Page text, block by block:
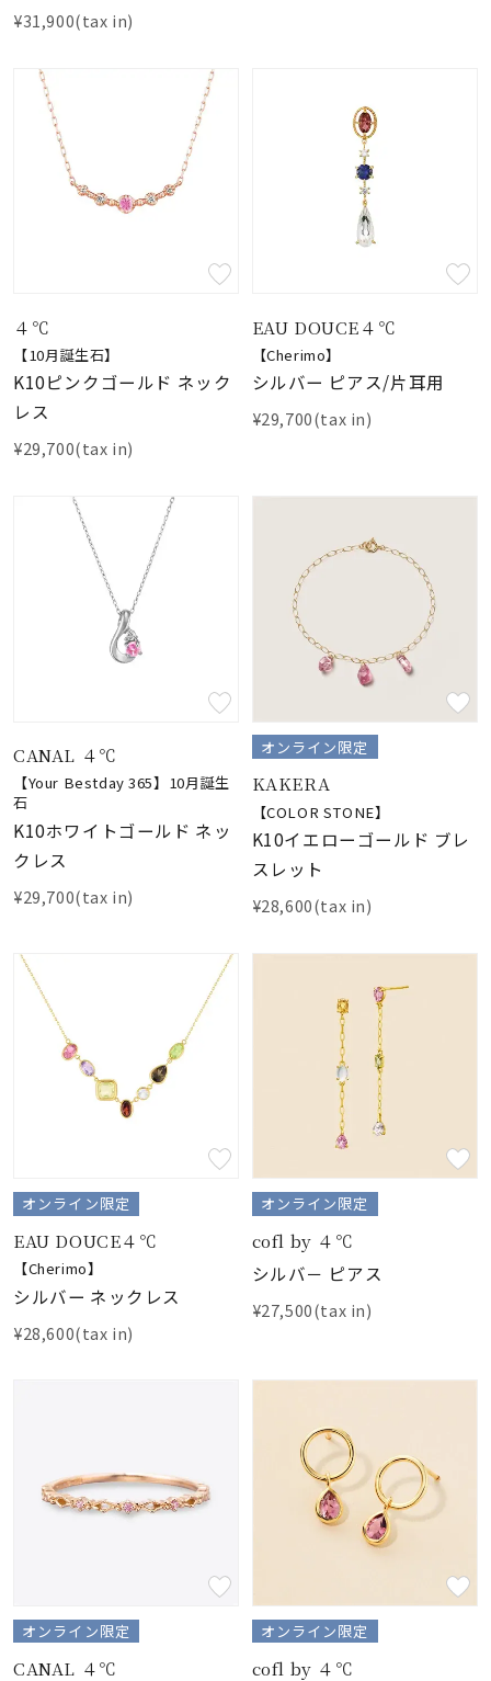
¥31,900(tax in)
４℃
【10月誕生石】
K10ピンクゴールド ネック
レス
¥29,700(tax in)
EAU DOUCE４℃
【Cherimo】
シルバー ピアス/片耳用
¥29,700(tax in)
CANAL ４℃
【Your Bestday 365】10月誕生
石
K10ホワイトゴールド ネッ
クレス
¥29,700(tax in)
オンライン限定
KAKERA
【COLOR STONE】
K10イエローゴールド ブレ
スレット
¥28,600(tax in)
オンライン限定
EAU DOUCE４℃
【Cherimo】
シルバー ネックレス
¥28,600(tax in)
オンライン限定
cofl by ４℃
シルバ－ ピアス
¥27,500(tax in)
オンライン限定
CANAL ４℃
オンライン限定
cofl by ４℃